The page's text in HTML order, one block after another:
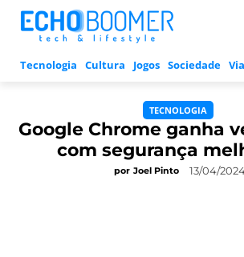
Tecnologia Cultura Jogos Sociedade
TECNOLOGIA
Google Chrome ganha
com segurança
por Joel Pinto 13/04/